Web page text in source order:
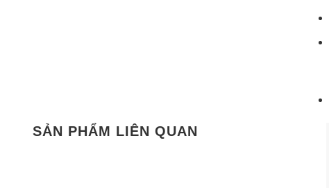
SẢN PHẨM LIÊN QUAN